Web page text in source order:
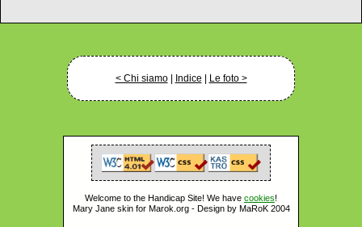
< Chi siamo| Indice | Le foto >
Welcome to the Handicap Site! We have cookies!
Mary Jane skin for Marok.org - Design by MaRoK 2004